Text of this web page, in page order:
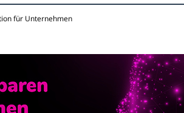
für Unternehmen